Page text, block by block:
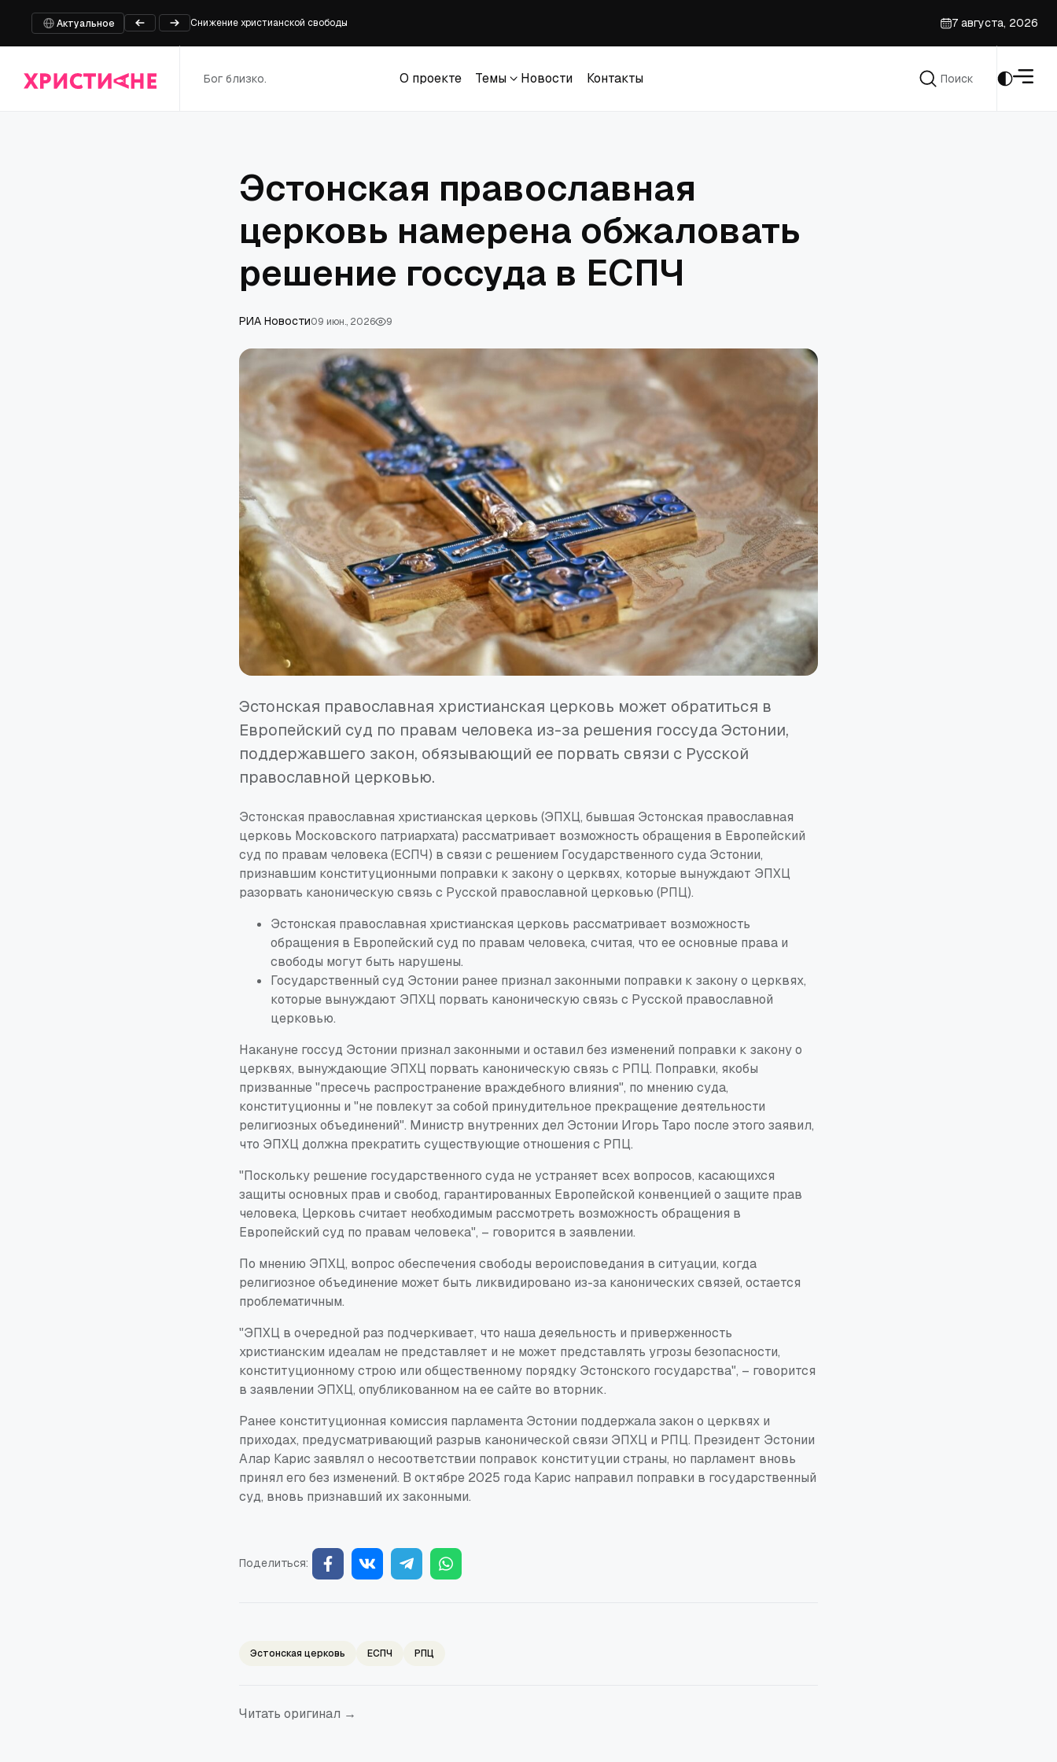
Актуальное
Снижение христианской свободы
Южная баптистская конвенция названа ответчиком в коллективном иске против церкви в Южной Каролине
Министр обороны Швейцарии извинился перед церквями за исключение их из процесса изменения закона о призыве духовенства
7 августа, 2026
Бог близко.
О проекте
Темы
Новости
Контакты
Поиск
Эстонская православная
церковь намерена обжаловать
решение госсуда в ЕСПЧ
РИА Новости09 июн., 2026 9
Эстонская православная христианская церковь может обратиться в
Европейский суд по правам человека из-за решения госсуда Эстонии,
поддержавшего закон, обязывающий ее порвать связи с Русской
православной церковью.
Эстонская православная христианская церковь (ЭПХЦ, бывшая Эстонская православная
церковь Московского патриархата) рассматривает возможность обращения в Европейский
суд по правам человека (ЕСПЧ) в связи с решением Государственного суда Эстонии,
признавшим конституционными поправки к закону о церквях, которые вынуждают ЭПХЦ
разорвать каноническую связь с Русской православной церковью (РПЦ).
Эстонская православная христианская церковь рассматривает возможность
обращения в Европейский суд по правам человека, считая, что ее основные права и
свободы могут быть нарушены.
Государственный суд Эстонии ранее признал законными поправки к закону о церквях,
которые вынуждают ЭПХЦ порвать каноническую связь с Русской православной
церковью.
Накануне госсуд Эстонии признал законными и оставил без изменений поправки к закону о
церквях, вынуждающие ЭПХЦ порвать каноническую связь с РПЦ. Поправки, якобы
призванные "пресечь распространение враждебного влияния", по мнению суда,
конституционны и "не повлекут за собой принудительное прекращение деятельности
религиозных объединений". Министр внутренних дел Эстонии Игорь Таро после этого заявил,
что ЭПХЦ должна прекратить существующие отношения с РПЦ.
"Поскольку решение государственного суда не устраняет всех вопросов, касающихся
защиты основных прав и свобод, гарантированных Европейской конвенцией о защите прав
человека, Церковь считает необходимым рассмотреть возможность обращения в
Европейский суд по правам человека", – говорится в заявлении.
По мнению ЭПХЦ, вопрос обеспечения свободы вероисповедания в ситуации, когда
религиозное объединение может быть ликвидировано из-за канонических связей, остается
проблематичным.
"ЭПХЦ в очередной раз подчеркивает, что наша деяельность и приверженность
христианским идеалам не представляет и не может представлять угрозы безопасности,
конституционному строю или общественному порядку Эстонского государства", – говорится
в заявлении ЭПХЦ, опубликованном на ее сайте во вторник.
Ранее конституционная комиссия парламента Эстонии поддержала закон о церквях и
приходах, предусматривающий разрыв канонической связи ЭПХЦ и РПЦ. Президент Эстонии
Алар Карис заявлял о несоответствии поправок конституции страны, но парламент вновь
принял его без изменений. В октябре 2025 года Карис направил поправки в государственный
суд, вновь признавший их законными.
Поделиться:
Эстонская церковь ЕСПЧ РПЦ
Читать оригинал →